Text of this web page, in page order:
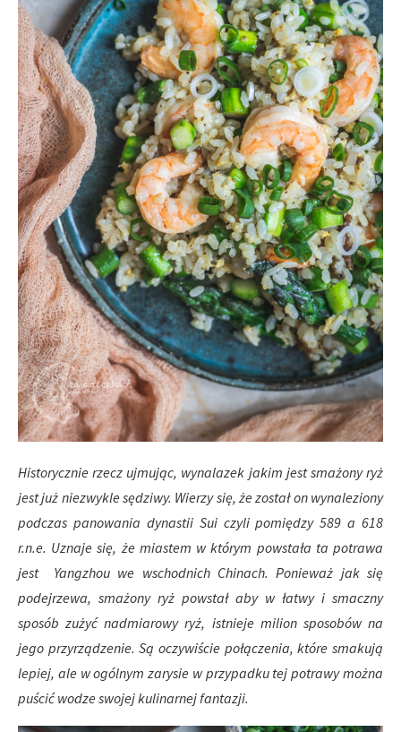
Historycznie rzecz ujmując, wynalazek jakim jest smażony ryż
jest już niezwykle sędziwy. Wierzy się, że został on wynaleziony
podczas panowania dynastii Sui czyli pomiędzy 589 a 618
r.n.e. Uznaje się, że miastem w którym powstała ta potrawa
jest Yangzhou we wschodnich Chinach. Ponieważ jak się
podejrzewa, smażony ryż powstał aby w łatwy i smaczny
sposób zużyć nadmiarowy ryż, istnieje milion sposobów na
jego przyrządzenie. Są oczywiście połączenia, które smakują
lepiej, ale w ogólnym zarysie w przypadku tej potrawy można
puścić wodze swojej kulinarnej fantazji.